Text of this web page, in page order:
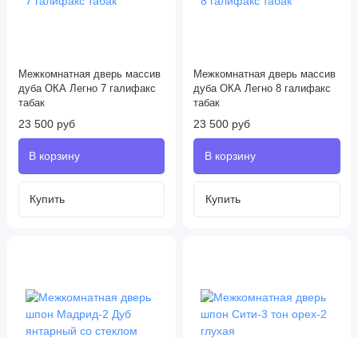
Межкомнатная дверь массив
дуба ОКА Легно 7 галифакс
табак
23 500 руб
Межкомнатная дверь массив
дуба ОКА Легно 8 галифакс
табак
23 500 руб